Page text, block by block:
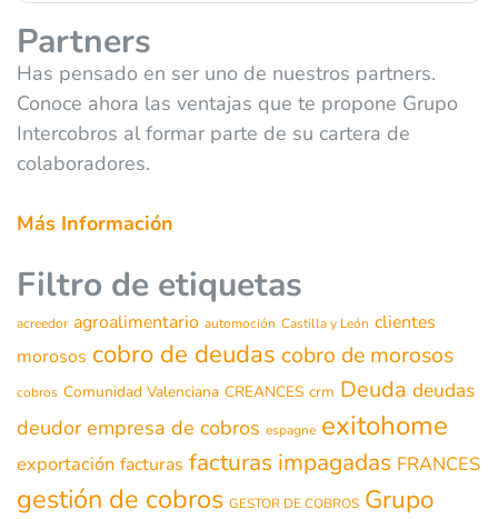
Partners
Has pensado en ser uno de nuestros partners.
Conoce ahora las ventajas que te propone Grupo
Intercobros al formar parte de su cartera de
colaboradores.
Más Información
Filtro de etiquetas
acreedor agroalimentario automoción Castilla y León clientes
morosos cobro de deudas cobro de morosos
cobros Comunidad Valenciana CREANCES crm Deuda deudas
deudor empresa de cobros espagne exitohome
exportación facturas facturas impagadas FRANCES
gestión de cobros GESTOR DE COBROS Grupo